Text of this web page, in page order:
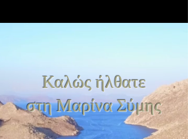
Καλώς ήλθατε
στη Μαρίνα Σύμης